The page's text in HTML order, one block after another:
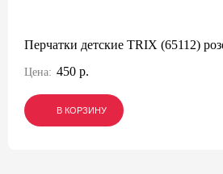
Перчатки детские TRIX (65112)
Цена: 450 р.
В КОРЗИНУ
В КОРЗИНУ
В КОРЗИНУ